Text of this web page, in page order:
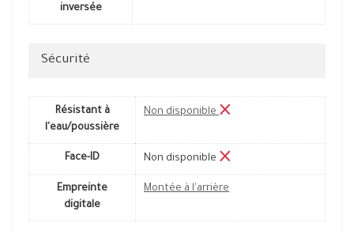
inversée
Sécurité
Résistant à
l'eau/poussière
Non disponible
Face-ID Non disponible
Empreinte
digitale
Montée à l'arrière